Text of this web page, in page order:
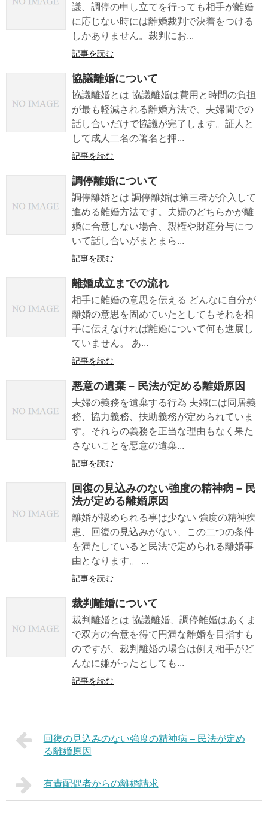
議、調停の申し立てを行っても相手が離婚
に応じない時には離婚裁判で決着をつける
しかありません。裁判にお...
記事を読む
協議離婚について
協議離婚とは 協議離婚は費用と時間の負担
が最も軽減される離婚方法で、夫婦間での
話し合いだけで協議が完了します。証人と
して成人二名の署名と押...
記事を読む
調停離婚について
調停離婚とは 調停離婚は第三者が介入して
進める離婚方法です。夫婦のどちらかが離
婚に合意しない場合、親権や財産分与につ
いて話し合いがまとまら...
記事を読む
離婚成立までの流れ
相手に離婚の意思を伝える どんなに自分が
離婚の意思を固めていたとしてもそれを相
手に伝えなければ離婚について何も進展し
ていません。 あ...
記事を読む
悪意の遺棄 – 民法が定める離婚原因
夫婦の義務を遺棄する行為 夫婦には同居義
務、協力義務、扶助義務が定められていま
す。それらの義務を正当な理由もなく果た
さないことを悪意の遺棄...
記事を読む
回復の見込みのない強度の精神病 – 民
法が定める離婚原因
離婚が認められる事は少ない 強度の精神疾
患、回復の見込みがない、この二つの条件
を満たしていると民法で定められる離婚事
由となります。 ...
記事を読む
裁判離婚について
裁判離婚とは 協議離婚、調停離婚はあくま
で双方の合意を得て円満な離婚を目指すも
のですが、裁判離婚の場合は例え相手がど
んなに嫌がったとしても...
記事を読む
回復の見込みのない強度の精神病 – 民法が定め
る離婚原因
有責配偶者からの離婚請求